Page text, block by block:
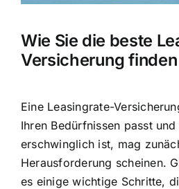
Wie Sie die beste
Versicherung finden
Eine Leasingrate-
Ihren Bedürfnissen passt
erschwinglich ist, mag
Herausforderung scheinen.
es einige wichtige Schritte,